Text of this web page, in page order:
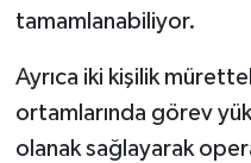
tamamlanabiliyor.
Ayrıca iki kişilik
ortamlarında görev
olanak sağlayarak